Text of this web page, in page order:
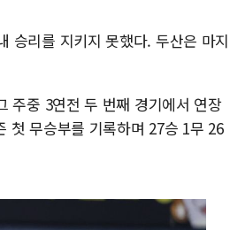
승리를 지키지 못했다. 두산은 마지
주중 3연전 두 번째 경기에서 연장
첫 무승부를 기록하며 27승 1무 26